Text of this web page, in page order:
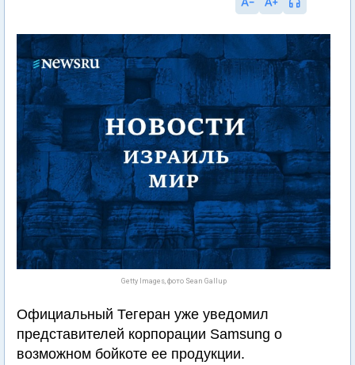
Getty Images, фото Sean Gallup
Официальный Тегеран уже уведомил
представителей корпорации Samsung о
возможном бойкоте ее продукции.